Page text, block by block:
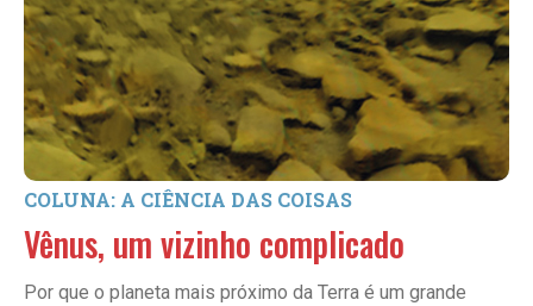
COLUNA: A CIÊNCIA DAS COISAS
Vênus, um vizinho complicado
Por que o planeta mais próximo da Terra é um grande